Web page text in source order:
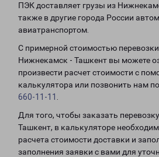
ПЭК доставляет грузы из
также в другие города России
авиатранспортом.
С примерной стоимостью
Нижнекамск - Ташкент вы можете
произвести расчет стоимости с
калькулятора или позвонить нам
660-11-11
Для того, чтобы заказать
Ташкент, в калькуляторе
расчета стоимости доставки и
заполнения заявки с вами для